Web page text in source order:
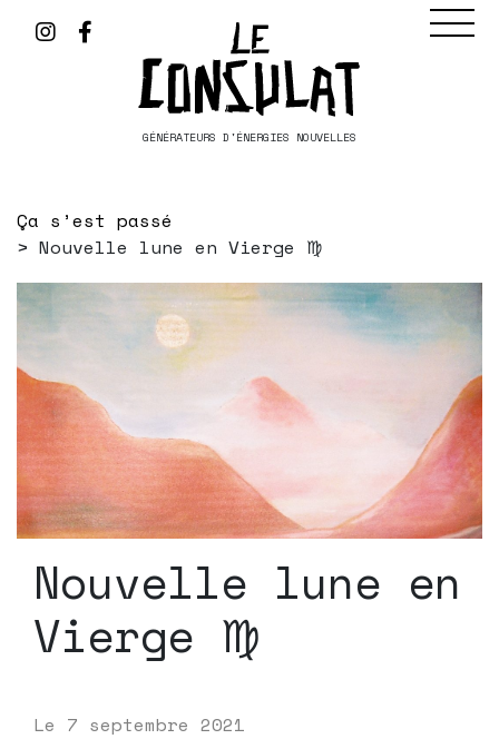
GÉNÉRATEURS D'ÉNERGIES NOUVELLES
Ça s’est passé
Nouvelle lune en Vierge ♍️
Nouvelle lune en
Vierge ♍️
Le 7 septembre 2021